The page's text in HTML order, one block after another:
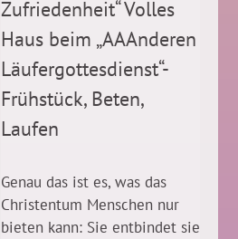
Zufriedenheit“ Volles
Haus beim „AAAnderen
Läufergottesdienst“-
Frühstück, Beten,
Laufen
Genau das ist es, was das
Christentum Menschen nur
bieten kann: Sie entbindet sie